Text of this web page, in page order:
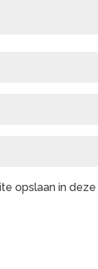
opslaan in